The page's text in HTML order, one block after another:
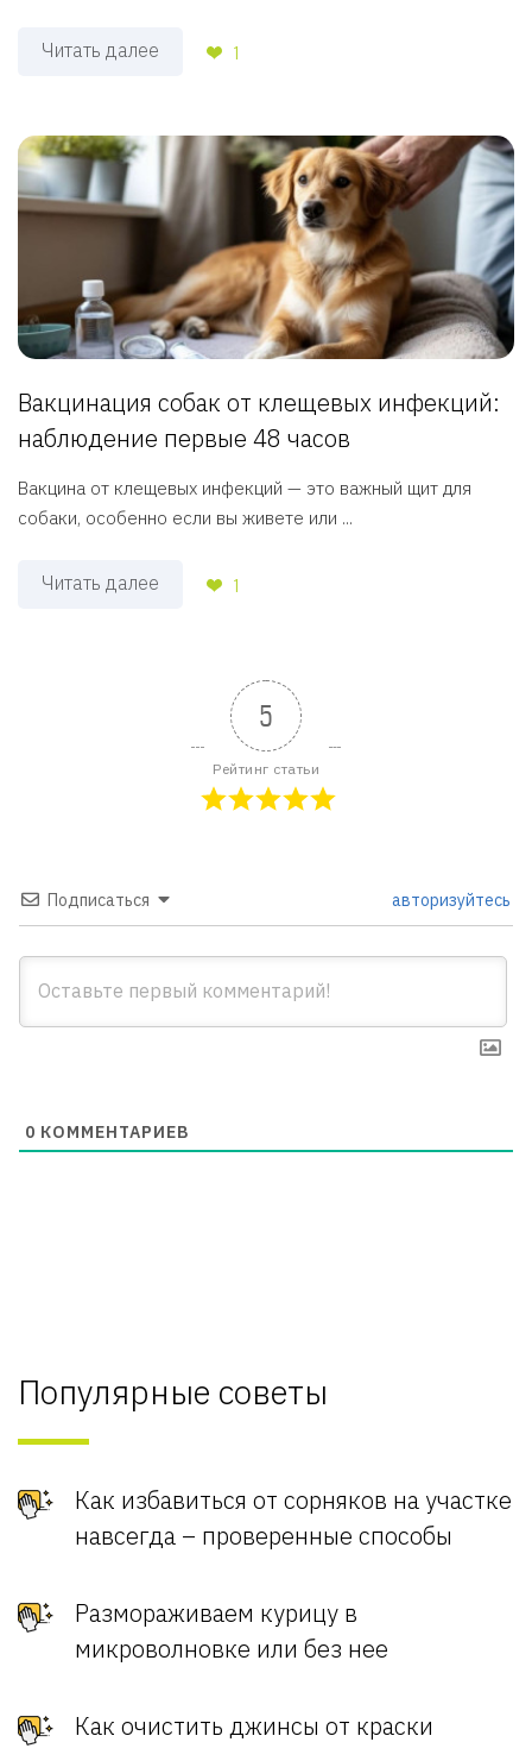
Читать далее 1
Вакцинация собак от клещевых инфекций:
наблюдение первые 48 часов
Вакцина от клещевых инфекций — это важный щит для
собаки, особенно если вы живете или ...
Читать далее 1
5
Рейтинг статьи
Подписаться авторизуйтесь
0 КОММЕНТАРИЕВ
Популярные советы
Как избавиться от сорняков на участке
навсегда – проверенные способы
Размораживаем курицу в
микроволновке или без нее
Как очистить джинсы от краски